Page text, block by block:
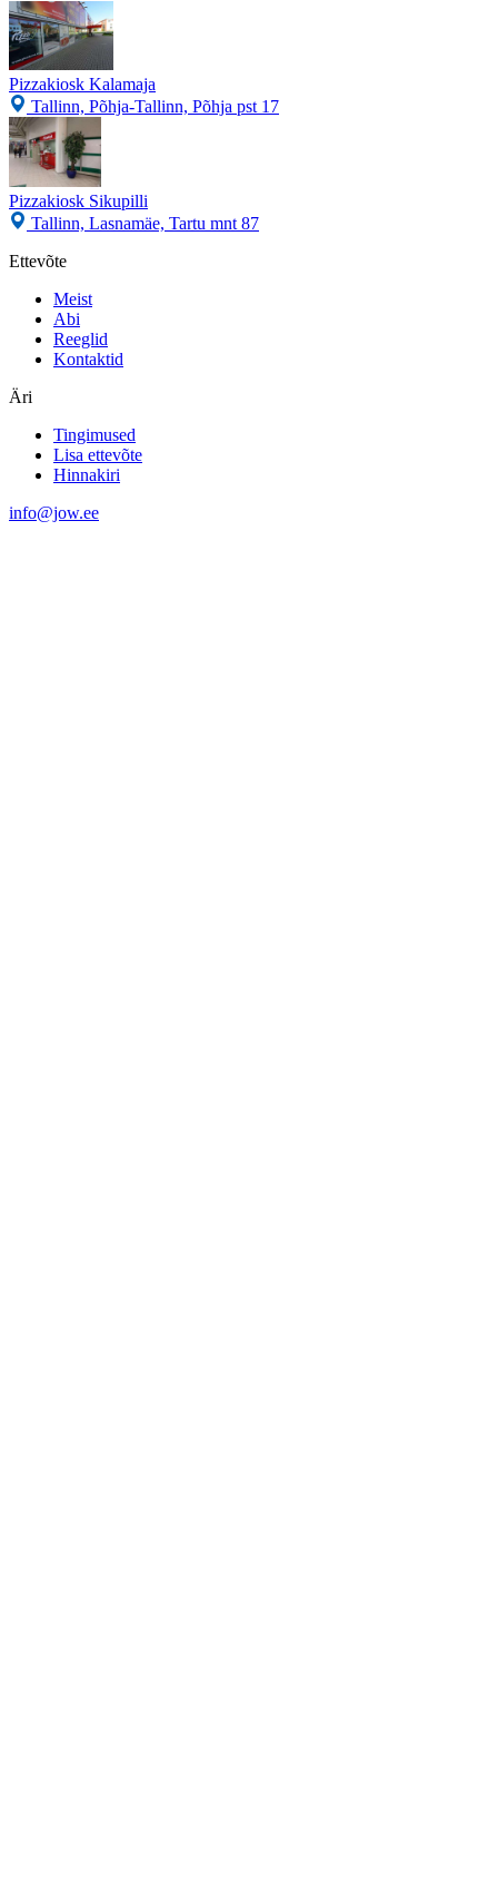
Pizzakiosk Kalamaja
Tallinn, Põhja-Tallinn, Põhja pst 17
Pizzakiosk Sikupilli
Tallinn, Lasnamäe, Tartu mnt 87
Ettevõte
Meist
Abi
Reeglid
Kontaktid
Äri
Tingimused
Lisa ettevõte
Hinnakiri
info@jow.ee